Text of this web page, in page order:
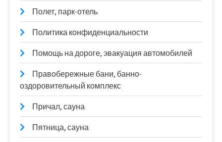
Полет, парк-отель
Политика конфиденциальности
Помощь на дороге, эвакуация автомобилей
Правобережные бани, банно-
оздоровительный комплекс
Причал, сауна
Пятница, сауна